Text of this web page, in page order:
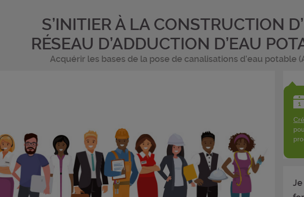
S’INITIER À LA CONSTRUCTION
RÉSEAU D’ADDUCTION D’EAU
Acquérir les bases de la pose de canalisations d’eau potable